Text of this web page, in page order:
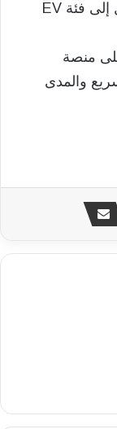
بالكامل في إطار خطة جينيسيس للتحول إلى فئة EV
منصة
والمدى